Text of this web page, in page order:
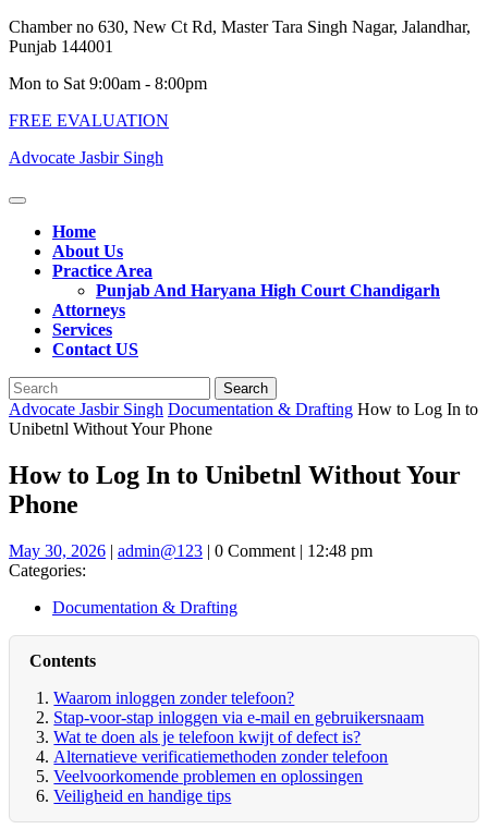
Skip
to
Chamber no 630, New Ct Rd, Master Tara Singh Nagar, Jalandhar,
Punjab 144001
Mon to Sat 9:00am - 8:00pm
FREE EVALUATION
Advocate Jasbir Singh
Open
ButtonHome
About Us
Practice Area
Punjab And Haryana High Court Chandigarh
Attorneys
Services
Contact US
Close
Button
Search
for:
Advocate Jasbir Singh Documentation & Drafting How to Log In to
Unibetnl Without Your Phone
How to Log In to Unibetnl Without Your
Phone
May 30, 2026May
| admin@123admin@123
| 0 Comment | 12:48 pm
Categories:
Documentation & Drafting
Contents
Waarom inloggen zonder telefoon?
Stap-voor-stap inloggen via e-mail en gebruikersnaam
Wat te doen als je telefoon kwijt of defect is?
Alternatieve verificatiemethoden zonder telefoon
Veelvoorkomende problemen en oplossingen
Veiligheid en handige tips